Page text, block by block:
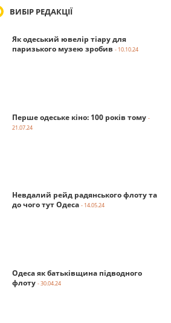
ВИБІР РЕДАКЦІЇ
Як одеський ювелір тіару для
паризького музею зробив - 10.10.24
Перше одеське кіно: 100 років тому -
21.07.24
Невдалий рейд радянського флоту та
до чого тут Одеса - 14.05.24
Одеса як батьківщина підводного
флоту - 30.04.24